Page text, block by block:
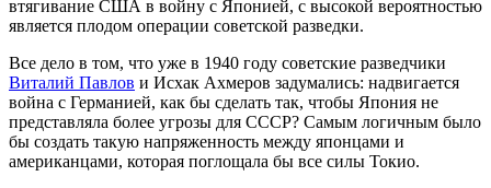
втягивание США в войну с Японией, с высокой вероятностью
является плодом операции советской разведки.
Все дело в том, что уже в 1940 году советские разведчики
Виталий Павлов и Исхак Ахмеров задумались: надвигается
война с Германией, как бы сделать так, чтобы Япония не
представляла более угрозы для СССР? Самым логичным было
бы создать такую напряженность между японцами и
американцами, которая поглощала бы все силы Токио.